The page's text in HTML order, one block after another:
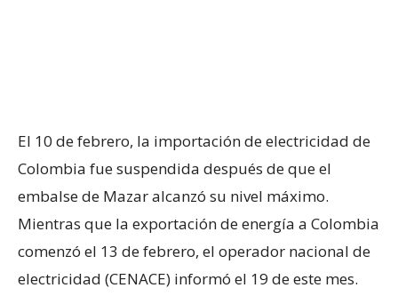
El 10 de febrero, la importación de electricidad de
Colombia fue suspendida después de que el
embalse de Mazar alcanzó su nivel máximo.
Mientras que la exportación de energía a Colombia
comenzó el 13 de febrero, el operador nacional de
electricidad (CENACE) informó el 19 de este mes.